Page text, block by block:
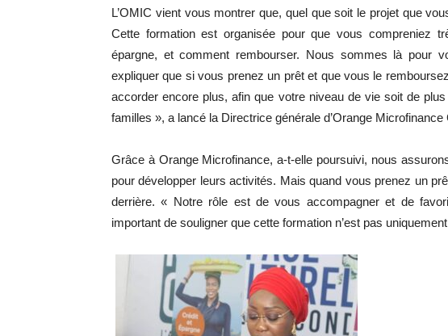
L’OMIC vient vous montrer que, quel que soit le projet que
Cette formation est organisée pour que vous compreniez
épargne, et comment rembourser. Nous sommes là pour
expliquer que si vous prenez un prêt et que vous le
accorder encore plus, afin que votre niveau de vie soit de
familles », a lancé la Directrice générale d’Orange Microfinance
Grâce à Orange Microfinance, a-t-elle poursuivi, nous
pour développer leurs activités. Mais quand vous prenez un
derrière. « Notre rôle est de vous accompagner et de
important de souligner que cette formation n’est pas